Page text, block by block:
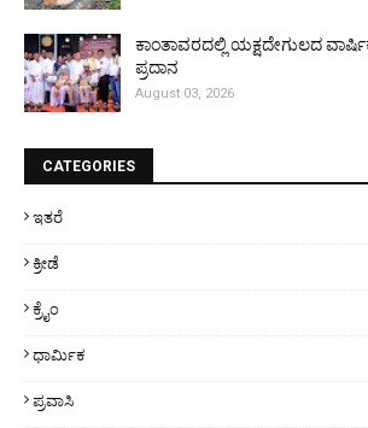
ಕಾಂತಾವರದಲ್ಲಿ ಯಕ್ಷದೇಗುಲದ
ಪ್ರದಾನ
August 03, 2026
CATEGORIES
ಇತರೆ
ಕ್ರೀಡೆ
ಕ್ರೈಂ
ಧಾರ್ಮಿಕ
ಪ್ರವಾಸಿ